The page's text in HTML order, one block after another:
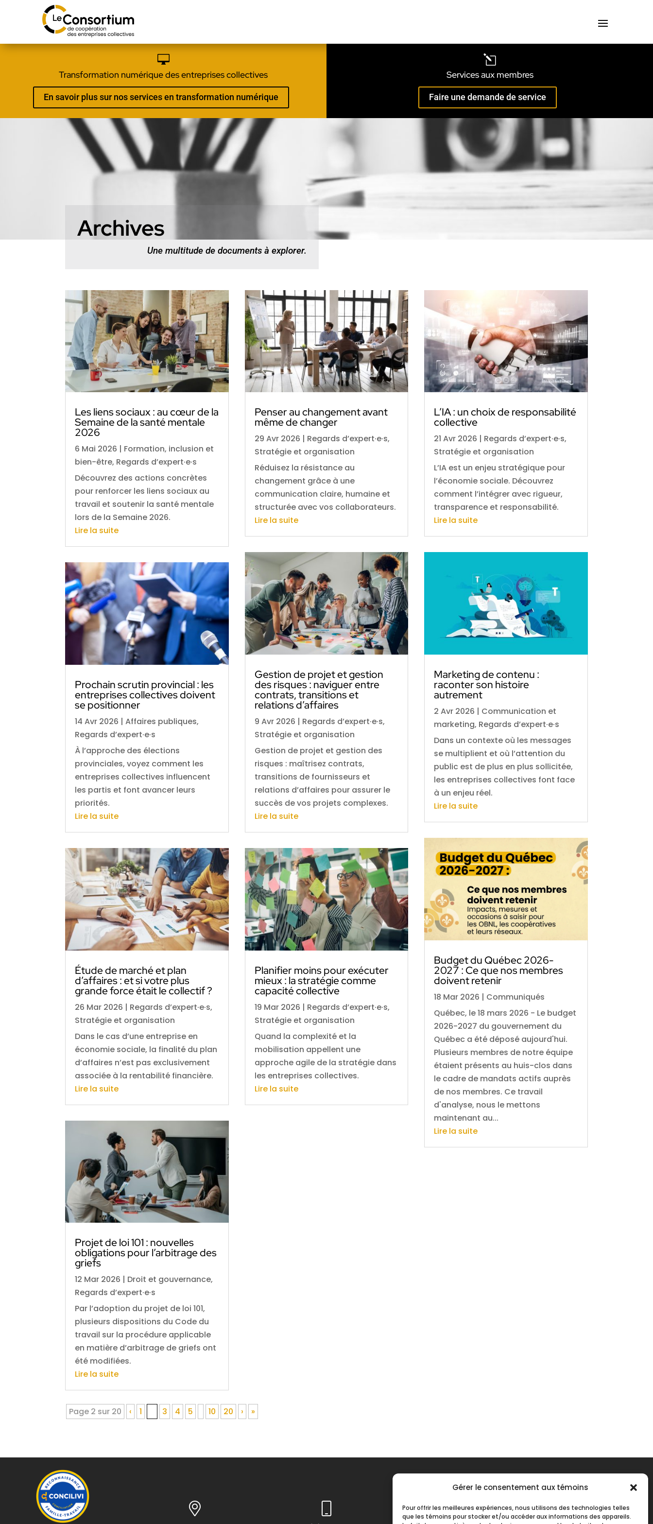
Gérer le consentement aux témoins
Pour offrir les meilleures expériences, nous utilisons des technologies telles
que les témoins pour stocker et/ou accéder aux informations des appareils.

Transformation numérique des entreprises collectives
En savoir plus sur nos services en transformation numérique
l
Services aux membres
Faire une demande de service
Archives
Une multitude de documents à explorer.
Les liens sociaux : au cœur de la
Semaine de la santé mentale
2026
6 Mai 2026 | Formation, inclusion et
bien-être, Regards d’expert·e·s
Découvrez des actions concrètes
pour renforcer les liens sociaux au
travail et soutenir la santé mentale
lors de la Semaine 2026.
Lire la suite
Prochain scrutin provincial : les
entreprises collectives doivent
se positionner
14 Avr 2026 |Affaires publiques,
Regards d’expert·e·s
À l’approche des élections
provinciales, voyez comment les
entreprises collectives influencent
les partis et font avancer leurs
priorités.
Lire la suite
Étude de marché et plan
d’affaires : et si votre plus
grande force était le collectif ?
26 Mar 2026 | Regards d’expert·e·s,
Stratégie et organisation
Dans le cas d’une entreprise en
économie sociale, la finalité du plan
d’affaires n’est pas exclusivement
associée à la rentabilité financière.
Lire la suite
Projet de loi 101 : nouvelles
obligations pour l’arbitrage des
griefs
12 Mar 2026 | Droit et gouvernance,
Regards d’expert·e·s
Par l’adoption du projet de loi 101,
plusieurs dispositions du Code du
travail sur la procédure applicable
en matière d’arbitrage de griefs ont
été modifiées.
Lire la suite
Penser au changement avant
même de changer
29 Avr 2026 | Regards d’expert·e·s,
Stratégie et organisation
Réduisez la résistance au
changement grâce à une
communication claire, humaine et
structurée avec vos collaborateurs.
Lire la suite
Gestion de projet et gestion
des risques : naviguer entre
contrats, transitions et
relations d’affaires
9 Avr 2026 | Regards d’expert·e·s,
Stratégie et organisation
Gestion de projet et gestion des
risques : maîtrisez contrats,
transitions de fournisseurs et
relations d’affaires pour assurer le
succès de vos projets complexes.
Lire la suite
Planifier moins pour exécuter
mieux : la stratégie comme
capacité collective
19 Mar 2026 | Regards d’expert·e·s,
Stratégie et organisation
Quand la complexité et la
mobilisation appellent une
approche agile de la stratégie dans
les entreprises collectives.
Lire la suite
L’IA : un choix de responsabilité
collective
21 Avr 2026 | Regards d’expert·e·s,
Stratégie et organisation
L’IA est un enjeu stratégique pour
l’économie sociale. Découvrez
comment l’intégrer avec rigueur,
transparence et responsabilité.
Lire la suite
Marketing de contenu :
raconter son histoire
autrement
2 Avr 2026 | Communication et
marketing, Regards d’expert·e·s
Dans un contexte où les messages
se multiplient et où l’attention du
public est de plus en plus sollicitée,
les entreprises collectives font face
à un enjeu réel.
Lire la suite
Budget du Québec 2026-
2027 : Ce que nos membres
doivent retenir
18 Mar 2026 | Communiqués
Québec, le 18 mars 2026 - Le budget
2026-2027 du gouvernement du
Québec a été déposé aujourd'hui.
Plusieurs membres de notre équipe
étaient présents au huis-clos dans
le cadre de mandats actifs auprès
de nos membres. Ce travail
d'analyse, nous le mettons
maintenant au...
Lire la suite
Page 2 sur 20 ‹ 1 3 4 5 10 20 › »